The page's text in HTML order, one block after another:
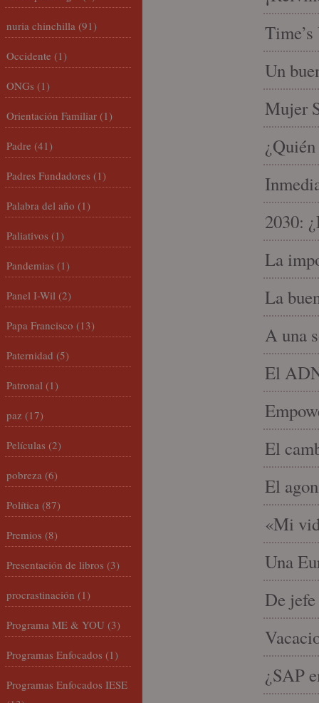
Un
Mujer
2030:
La
La
A una
El
El
El
«Mi
Una
De
¿SAP
nuria chinchilla (91)
Occidente (1)
ONGs (1)
Orientación Familiar (1)
Padre (41)
Padres Fundadores (1)
Palabra del año (1)
Paliativos (1)
Pandemias (1)
Panel I-Wil (2)
Papa Francisco (13)
Paternidad (5)
Patronal (1)
paz (17)
Películas (2)
pobreza (6)
Política (87)
Premios (8)
Presentación de libros (3)
procrastinación (1)
Programa ME & YOU (3)
Programas Enfocados (1)
Programas Enfocados IESE